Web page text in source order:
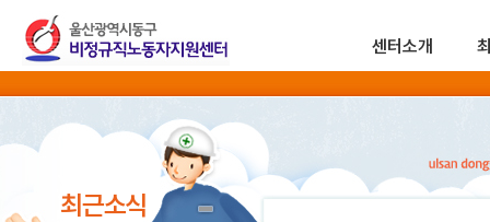
센터소개
최근소식